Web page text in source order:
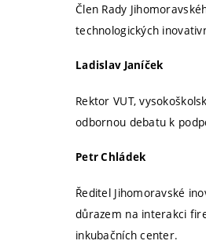
Člen Rady
technologických
Ladislav Janíček
Rektor VUT,
odbornou debatu k
Petr Chládek
Ředitel Jihomoravské
důrazem na interakci
inkubačních center.